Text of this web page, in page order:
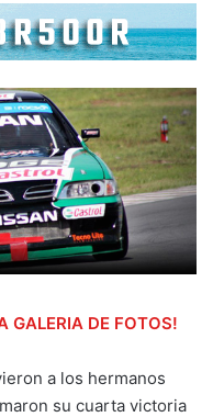
GALERIA DE FOTOS!
a los hermanos
su cuarta victoria